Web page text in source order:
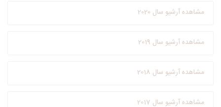
مشاهده آرشیو سال 2020
مشاهده آرشیو سال 2019
مشاهده آرشیو سال 2018
مشاهده آرشیو سال 2017